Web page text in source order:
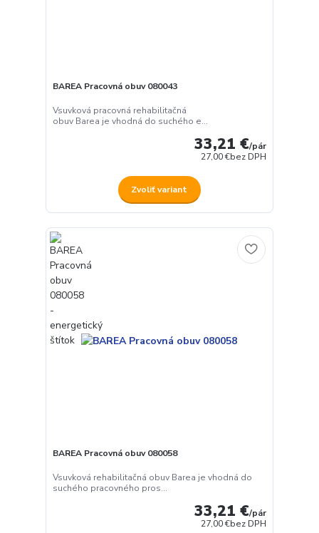
BAREA Pracovná obuv 080043
Vsuvková pracovná rehabilitačná
obuv Barea je vhodná do suchého e...
33,21 €/pár
27,00 €bez DPH
Zvoliť variant
BAREA Pracovná obuv 080058
Vsuvková rehabilitačná obuv Barea je vhodná do
suchého pracovného pros...
33,21 €/pár
27,00 €bez DPH